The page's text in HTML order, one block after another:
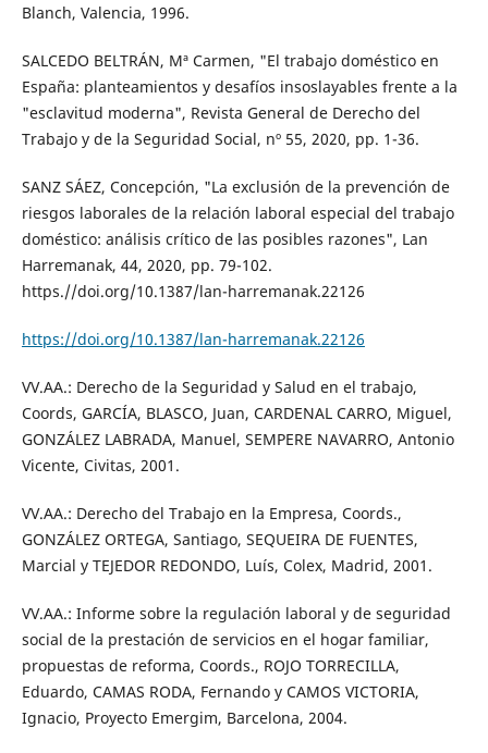
Blanch, Valencia, 1996.
SALCEDO BELTRÁN, Mª Carmen, "El trabajo doméstico en
España: planteamientos y desafíos insoslayables frente a la
"esclavitud moderna", Revista General de Derecho del
Trabajo y de la Seguridad Social, nº 55, 2020, pp. 1-36.
SANZ SÁEZ, Concepción, "La exclusión de la prevención de
riesgos laborales de la relación laboral especial del trabajo
doméstico: análisis crítico de las posibles razones", Lan
Harremanak, 44, 2020, pp. 79-102.
https.//doi.org/10.1387/lan-harremanak.22126
https://doi.org/10.1387/lan-harremanak.22126
VV.AA.: Derecho de la Seguridad y Salud en el trabajo,
Coords, GARCÍA, BLASCO, Juan, CARDENAL CARRO, Miguel,
GONZÁLEZ LABRADA, Manuel, SEMPERE NAVARRO, Antonio
Vicente, Civitas, 2001.
VV.AA.: Derecho del Trabajo en la Empresa, Coords.,
GONZÁLEZ ORTEGA, Santiago, SEQUEIRA DE FUENTES,
Marcial y TEJEDOR REDONDO, Luís, Colex, Madrid, 2001.
VV.AA.: Informe sobre la regulación laboral y de seguridad
social de la prestación de servicios en el hogar familiar,
propuestas de reforma, Coords., ROJO TORRECILLA,
Eduardo, CAMAS RODA, Fernando y CAMOS VICTORIA,
Ignacio, Proyecto Emergim, Barcelona, 2004.